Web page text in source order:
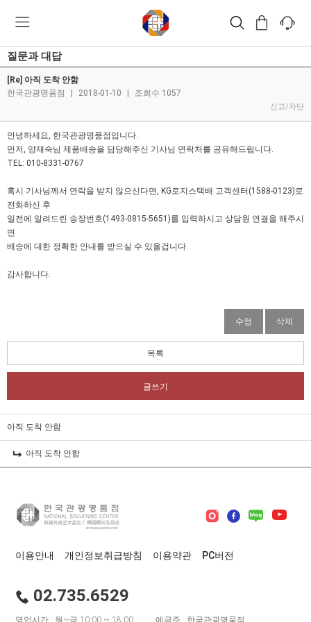
질문과 대답
[Re] 아직 도착 안함
한국관광명품점
2018-01-10 조회수 1057
신고/차단
안녕하세요, 한국관광명품점입니다.
먼저, 양재숙님 제품배송을 담당해주신 기사님 연락처를 공유해드립니다.
TEL: 010-8331-0767
혹시 기사님께서 연락을 받지 않으신다면, KG로지스택배 고객센터(1588-0123)로
전화하신 후
일전에 알려드린 송장번호(1493-0815-5651)를 입력하시고 상담원 연결을 해주시
면
배송에 대한 정확한 안내를 받으실 수 있을겁니다.
감사합니다.
수정 삭제
목록
글쓰기
아직 도착 안함
아직 도착 안함
이용안내 개인정보취급방침 이용약관 PC버전
02.735.6529
영업시간 : 월~금 10:00 ~ 18:00 예금주 : 한국관광명품점